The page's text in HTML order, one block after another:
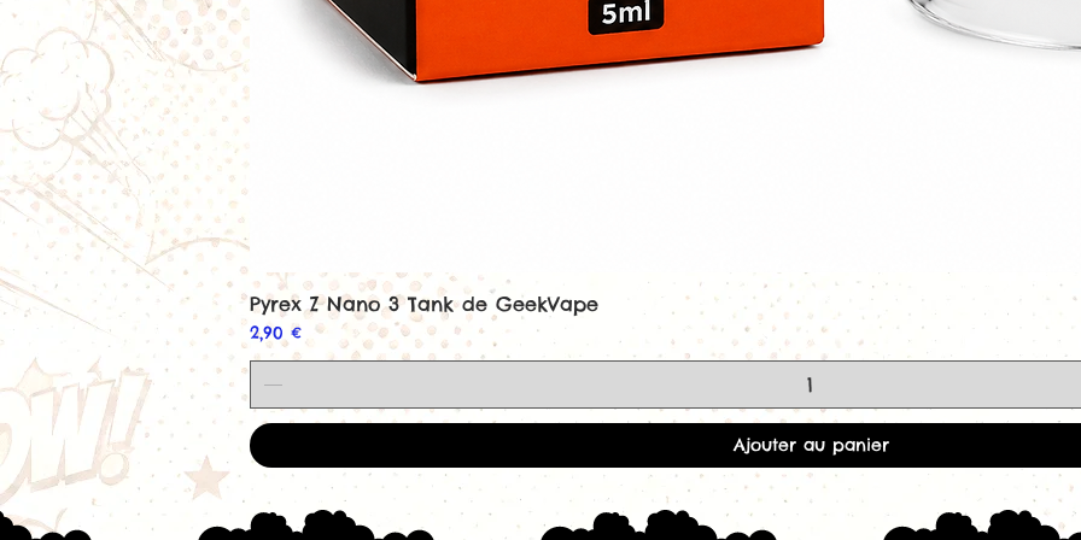
Aperçu rapide
Pyrex Z Nano 3 Tank de GeekVape
Prix
2,90 €
Ajouter au panier